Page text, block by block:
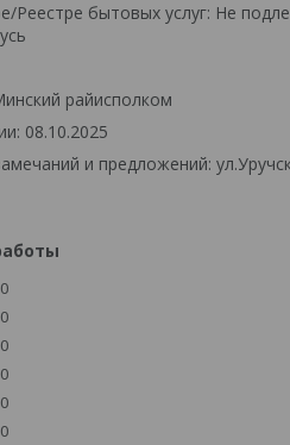
Реестре бытовых услуг: Не
райисполком
08.10.2025
и предложений: